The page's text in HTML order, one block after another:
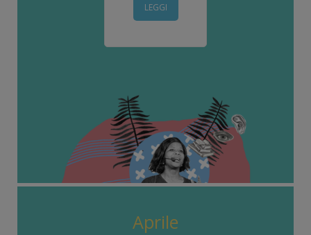
LEGGI
Aprile